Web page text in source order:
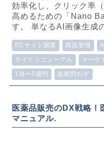
効率化し、クリック率
高めるための「Nano
す。 単なるAI画像生成
ECサイト開業 商品管理
サイトリニューアル マーケ
1億〜5億円 規模問わず
医薬品販売のDX戦略！
マニュアル.